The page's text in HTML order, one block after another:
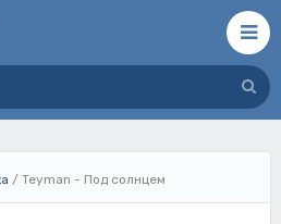
/ Teyman - Под солнцем